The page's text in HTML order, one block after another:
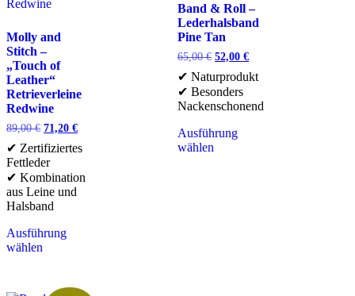
Molly and
Stitch –
„Touch of
Leather“
Retrieverleine
Redwine
89,00€ 71,20 €
✔ Zertifiziertes
Fettleder
✔ Kombination
aus Leine und
Halsband
Ausführung
wählen
Band & Roll –
Lederhalsband
Pine Tan
65,00€ 52,00 €
✔ Naturprodukt
✔ Besonders
Nackenschonend
Ausführung
wählen